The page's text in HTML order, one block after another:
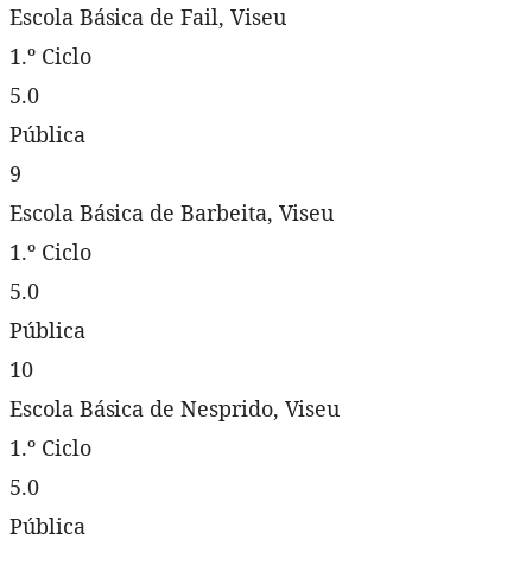
Escola Básica de Fail, Viseu
1.º Ciclo
5.0
Pública
9
Escola Básica de Barbeita, Viseu
1.º Ciclo
5.0
Pública
10
Escola Básica de Nesprido, Viseu
1.º Ciclo
5.0
Pública